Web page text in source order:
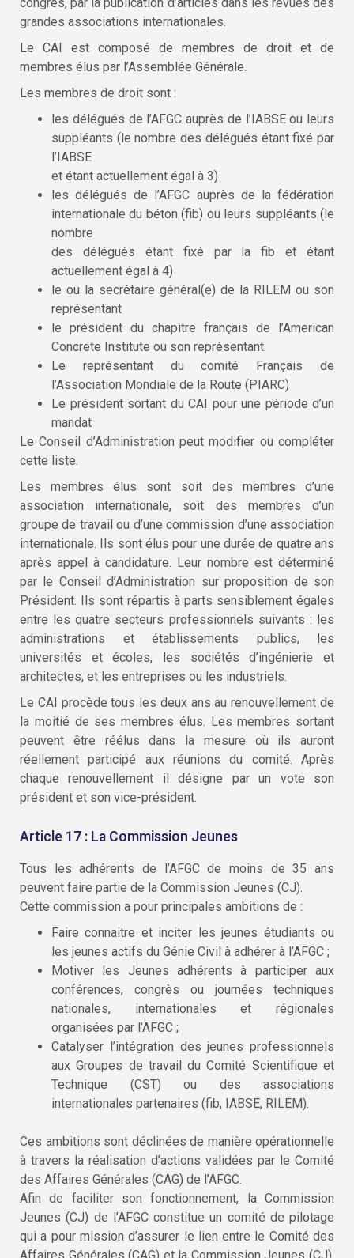
grandes associations internationales.
Le CAI est composé de membres de droit et de
membres élus par l’Assemblée Générale.
Les membres de droit sont :
les délégués de l’AFGC auprès de l’IABSE ou leurs
suppléants (le nombre des délégués étant fixé par
l’IABSE
et étant actuellement égal à 3)
les délégués de l’AFGC auprès de la fédération
internationale du béton (fib) ou leurs suppléants (le
nombre
des délégués étant fixé par la fib et étant
actuellement égal à 4)
le ou la secrétaire général(e) de la RILEM ou son
représentant
le président du chapitre français de l’American
Concrete Institute ou son représentant.
Le représentant du comité Français de
l’Association Mondiale de la Route (PIARC)
Le président sortant du CAI pour une période d’un
mandat
Le Conseil d’Administration peut modifier ou compléter
cette liste.
Les membres élus sont soit des membres d’une
association internationale, soit des membres d’un
groupe de travail ou d’une commission d’une association
internationale. Ils sont élus pour une durée de quatre ans
après appel à candidature. Leur nombre est déterminé
par le Conseil d’Administration sur proposition de son
Président. Ils sont répartis à parts sensiblement égales
entre les quatre secteurs professionnels suivants : les
administrations et établissements publics, les
universités et écoles, les sociétés d’ingénierie et
architectes, et les entreprises ou les industriels.
Le CAI procède tous les deux ans au renouvellement de
la moitié de ses membres élus. Les membres sortant
peuvent être réélus dans la mesure où ils auront
réellement participé aux réunions du comité. Après
chaque renouvellement il désigne par un vote son
président et son vice-président.
Article 17 : La Commission Jeunes
Tous les adhérents de l’AFGC de moins de 35 ans
peuvent faire partie de la Commission Jeunes (CJ).
Cette commission a pour principales ambitions de :
Faire connaitre et inciter les jeunes étudiants ou
les jeunes actifs du Génie Civil à adhérer à l’AFGC ;
Motiver les Jeunes adhérents à participer aux
conférences, congrès ou journées techniques
nationales, internationales et régionales
organisées par l’AFGC ;
Catalyser l’intégration des jeunes professionnels
aux Groupes de travail du Comité Scientifique et
Technique (CST) ou des associations
internationales partenaires (fib, IABSE, RILEM).
Ces ambitions sont déclinées de manière opérationnelle
à travers la réalisation d’actions validées par le Comité
des Affaires Générales (CAG) de l’AFGC.
Afin de faciliter son fonctionnement, la Commission
Jeunes (CJ) de l’AFGC constitue un comité de pilotage
qui a pour mission d’assurer le lien entre le Comité des
Affaires Générales (CAG) et la Commission Jeunes (CJ).